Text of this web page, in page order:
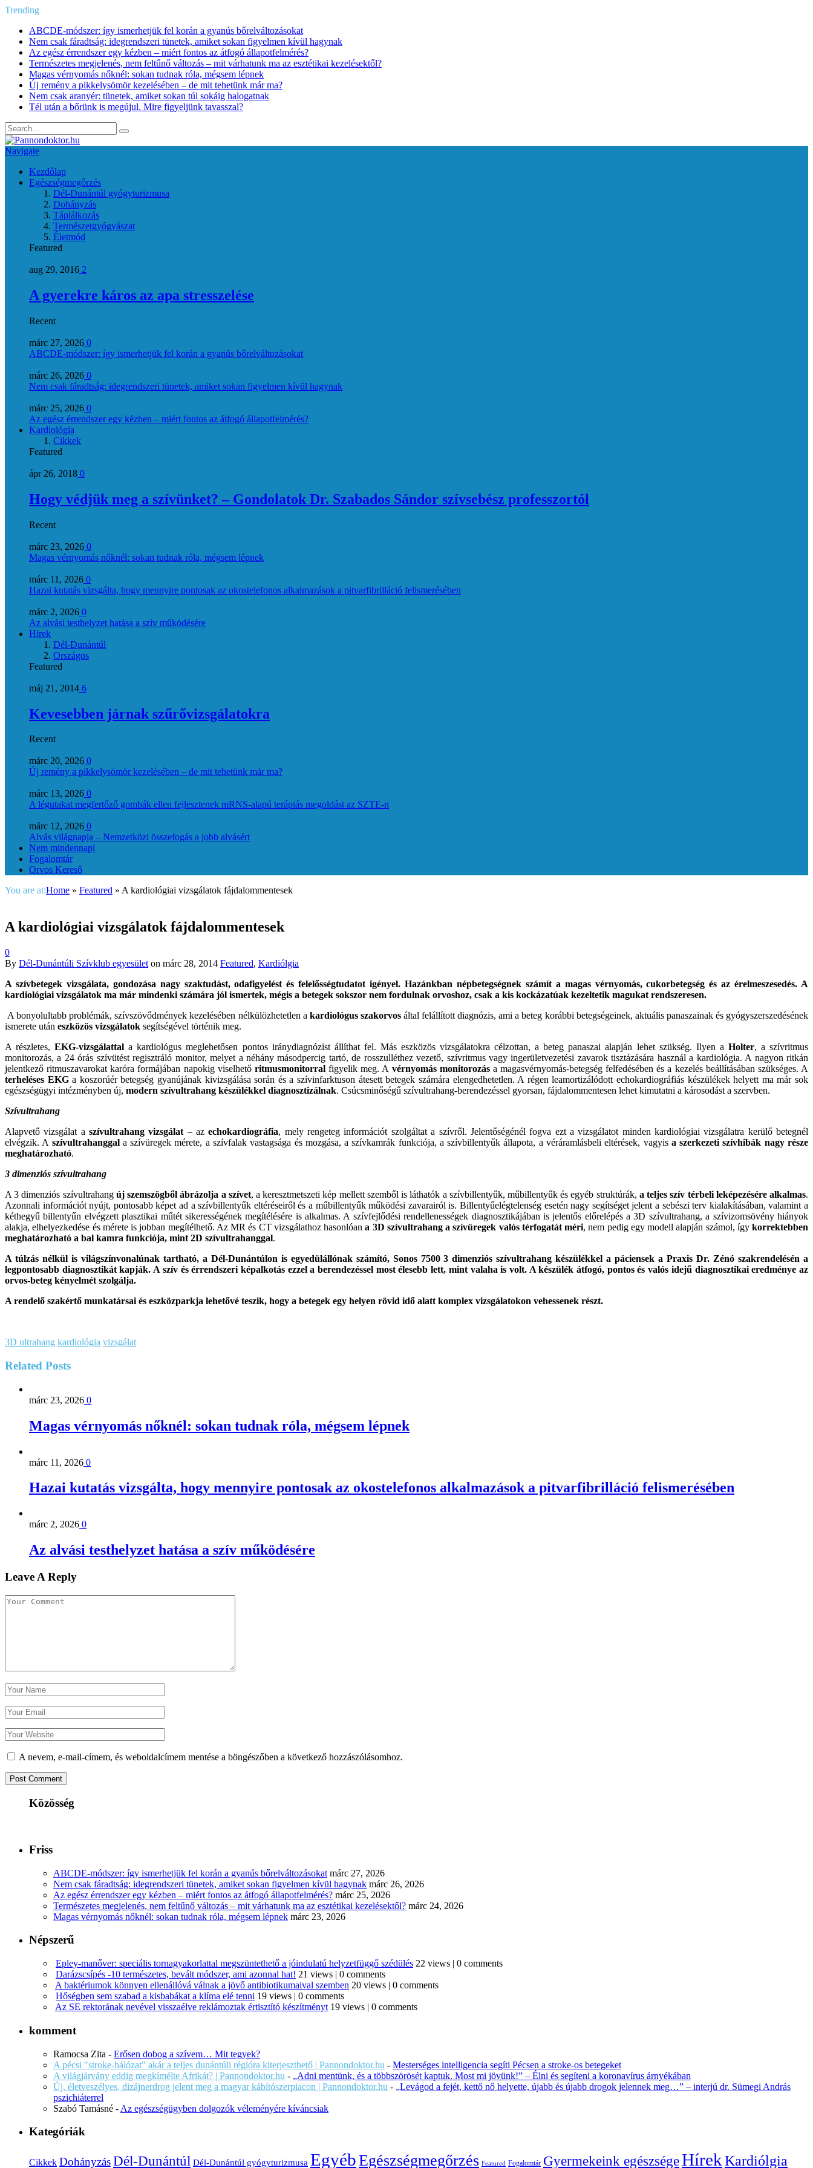
Trending
ABCDE‑módszer: így ismerhetjük fel korán a gyanús bőrelváltozásokat
Nem csak fáradtság: idegrendszeri tünetek, amiket sokan figyelmen kívül hagynak
Az egész érrendszer egy kézben – miért fontos az átfogó állapotfelmérés?
Természetes megjelenés, nem feltűnő változás – mit várhatunk ma az esztétikai kezelésektől?
Magas vérnyomás nőknél: sokan tudnak róla, mégsem lépnek
Új remény a pikkelysömör kezelésében – de mit tehetünk már ma?
Nem csak aranyér: tünetek, amiket sokan túl sokáig halogatnak
Tél után a bőrünk is megújul. Mire figyeljünk tavasszal?
Navigate
Kezdőlap
Egészségmegőrzés
Dél-Dunántúl gyógyturizmusa
Dohányzás
Táplálkozás
Természetgyógyászat
Életmód
Featured
aug 29, 2016 2
A gyerekre káros az apa stresszelése
Recent
márc 27, 2026 0
ABCDE‑módszer: így ismerhetjük fel korán a gyanús bőrelváltozásokat
márc 26, 2026 0
Nem csak fáradtság: idegrendszeri tünetek, amiket sokan figyelmen kívül hagynak
márc 25, 2026 0
Az egész érrendszer egy kézben – miért fontos az átfogó állapotfelmérés?
Kardiológia
Cikkek
Featured
ápr 26, 2018 0
Hogy védjük meg a szívünket? – Gondolatok Dr. Szabados Sándor szívsebész professzortól
Recent
márc 23, 2026 0
Magas vérnyomás nőknél: sokan tudnak róla, mégsem lépnek
márc 11, 2026 0
Hazai kutatás vizsgálta, hogy mennyire pontosak az okostelefonos alkalmazások a pitvarfibrilláció felismerésében
márc 2, 2026 0
Az alvási testhelyzet hatása a szív működésére
Hírek
Dél-Dunántúl
Országos
Featured
máj 21, 2014 6
Kevesebben járnak szűrővizsgálatokra
Recent
márc 20, 2026 0
Új remény a pikkelysömör kezelésében – de mit tehetünk már ma?
márc 13, 2026 0
A légutakat megfertőző gombák ellen fejlesztenek mRNS-alapú terápiás megoldást az SZTE-n
márc 12, 2026 0
Alvás világnapja – Nemzetközi összefogás a jobb alvásért
Nem mindennapi
Fogalomtár
Orvos Kereső
You are at:Home » Featured » A kardiológiai vizsgálatok fájdalommentesek
A kardiológiai vizsgálatok fájdalommentesek
0
By Dél-Dunántúli Szívklub egyesület on márc 28, 2014 Featured, Kardiólgia
A szívbetegek vizsgálata, gondozása nagy szaktudást, odafigyelést és felelősségtudatot igényel. Hazánkban népbetegségnek számít a magas vérnyomás, cukorbetegség és az érelmeszesedés. A
kardiológiai vizsgálatok ma már mindenki számára jól ismertek, mégis a betegek sokszor nem fordulnak orvoshoz, csak a kis kockázatúak kezeltetik magukat rendszeresen.
A bonyolultabb problémák, szívszövődmények kezelésében nélkülözhetetlen a kardiológus szakorvosáltal felállított diagnózis, ami a beteg korábbi betegségeinek, aktuális panaszainak és gyógyszerszedésének
ismerete után eszközös vizsgálatok segítségével történik meg.
A részletes,EKG-vizsgálattal a kardiológus meglehetősen pontos iránydiagnózist állíthat fel. Más eszközös vizsgálatokra célzottan, a beteg panaszai alapján lehet szükség. Ilyen a Holter, a szívritmus
monitorozás, a 24 órás szívütést regisztráló monitor, melyet a néhány másodpercig tartó, de rosszulléthez vezető, szívritmus vagy ingerületvezetési zavarok tisztázására használ a kardiológia. A nagyon ritkán
jelentkező ritmuszavarokat karóra formájában napokig viselhető ritmusmonitorralfigyelik meg. A vérnyomás monitorozása magasvérnyomás-betegség felfedésében és a kezelés beállításában szükséges. A
terheléses EKGa koszorúér betegség gyanújának kivizsgálása során és a szívinfarktuson átesett betegek számára elengedhetetlen. A régen leamortizálódott echokardiográfiás készülékek helyett ma már sok
egészségügyi intézményben új, modern szívultrahang készülékkel diagnosztizálnak. Csúcsminőségű szívultrahang-berendezéssel gyorsan, fájdalommentesen lehet kimutatni a károsodást a szervben.
Szívultrahang
Alapvető vizsgálat aszívultrahang vizsgálat – azechokardiográfia, mely rengeteg információt szolgáltat a szívről. Jelentőségénél fogva ezt a vizsgálatot minden kardiológiai vizsgálatra kerülő betegnél
elvégzik. A szívultrahanggala szívüregek mérete, a szívfalak vastagsága és mozgása, a szívkamrák funkciója, a szívbillentyűk állapota, a véráramlásbeli eltérések, vagyis a szerkezeti szívhibák nagy része
meghatározható.
3 dimenziós szívultrahang
A 3 dimenziós szívultrahang új szemszögből ábrázolja a szívet, a keresztmetszeti kép mellett szemből is láthatók a szívbillentyűk, műbillentyűk és egyéb struktúrák, a teljes szív térbeli leképezésére alkalmas.
Azonnali információt nyújt, pontosabb képet ad a szívbillentyűk eltéréseiről és a műbillentyűk működési zavarairól is. Billentyűelégtelenség esetén nagy segítséget jelent a sebészi terv kialakításában, valamint a
kéthegyű billentyűn elvégzett plasztikai műtét sikerességének megítélésére is alkalmas. A szívfejlődési rendellenességek diagnosztikájában is jelentős előrelépés a 3D szívultrahang, a szívizomsövény hiányok
alakja, elhelyezkedése és mérete is jobban megítélhető. Az MR és CT vizsgálathoz hasonlóana 3D szívultrahang a szívüregek valós térfogatát méri, nem pedig egy modell alapján számol, így korrektebben
meghatározható a bal kamra funkciója, mint 2D szívultrahanggal.
A túlzás nélkül is világszínvonalúnak tartható, a Dél-Dunántúlon is egyedülállónak számító, Sonos 7500 3 dimenziós szívultrahang készülékkel a páciensek a Praxis Dr. Zénó szakrendelésén a
legpontosabb diagnosztikát kapják. A szív és érrendszeri képalkotás ezzel a berendezéssel most élesebb lett, mint valaha is volt. A készülék átfogó, pontos és valós idejű diagnosztikai eredménye az
orvos-beteg kényelmét szolgálja.
A rendelő szakértő munkatársai és eszközparkja lehetővé teszik, hogy a betegek egy helyen rövid idő alatt komplex vizsgálatokon vehessenek részt.
3D ultrahang kardiológia vizsgálat
Related Posts
márc 23, 2026 0
Magas vérnyomás nőknél: sokan tudnak róla, mégsem lépnek
márc 11, 2026 0
Hazai kutatás vizsgálta, hogy mennyire pontosak az okostelefonos alkalmazások a pitvarfibrilláció felismerésében
márc 2, 2026 0
Az alvási testhelyzet hatása a szív működésére
Leave A Reply
A nevem, e-mail-címem, és weboldalcímem mentése a böngészőben a következő hozzászólásomhoz.
Közösség
Friss
ABCDE‑módszer: így ismerhetjük fel korán a gyanús bőrelváltozásokat márc 27, 2026
Nem csak fáradtság: idegrendszeri tünetek, amiket sokan figyelmen kívül hagynak márc 26, 2026
Az egész érrendszer egy kézben – miért fontos az átfogó állapotfelmérés? márc 25, 2026
Természetes megjelenés, nem feltűnő változás – mit várhatunk ma az esztétikai kezelésektől? márc 24, 2026
Magas vérnyomás nőknél: sokan tudnak róla, mégsem lépnek márc 23, 2026
Népszerű
Epley-manőver: speciális tornagyakorlattal megszüntethető a jóindulatú helyzetfüggő szédülés 22 views | 0 comments
Darázscsípés -10 természetes, bevált módszer, ami azonnal hat! 21 views | 0 comments
A baktériumok könnyen ellenállóvá válnak a jövő antibiotikumaival szemben 20 views | 0 comments
Hőségben sem szabad a kisbabákat a klíma elé tenni 19 views | 0 comments
Az SE rektorának nevével visszaélve reklámoztak értisztító készítményt 19 views | 0 comments
komment
Ramocsa Zita - Erősen dobog a szívem… Mit tegyek?
A pécsi "stroke-hálózat" akár a teljes dunántúli régióra kiterjeszthető | Pannondoktor.hu - Mesterséges intelligencia segíti Pécsen a stroke-os betegeket
A világjárvány eddig megkímélte Afrikát? | Pannondoktor.hu - „Adni mentünk, és a többszörösét kaptuk. Most mi jövünk!” – Élni és segíteni a koronavírus árnyékában
Új, életveszélyes, dizájnerdrog jelent meg a magyar kábítószerpiacon | Pannondoktor.hu - „Levágod a fejét, kettő nő helyette, újabb és újabb drogok jelennek meg…” – interjú dr. Sümegi András
pszichiáterrel
Szabó Tamásné - Az egészségügyben dolgozók véleményére kíváncsiak
Kategóriák
Cikkek DohányzásDél-Dunántúl Dél-Dunántúl gyógyturizmusa EgyébEgészségmegőrzés Featured Fogalomtár Gyermekeink egészségeHírekKardiólgia